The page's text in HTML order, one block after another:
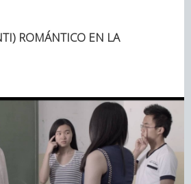
ROMÁNTICO EN LA